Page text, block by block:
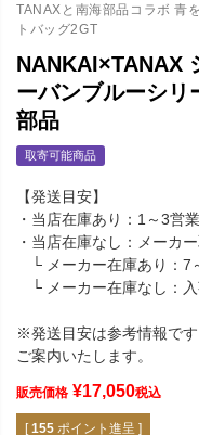
TANAXと南海部品コラボ 青
トバッグ2GT
NANKAI×TANAX
ーバンブルーシリ
部品
取寄可能商品
【発送目安】
・当店在庫あり：1～3営
・当店在庫なし：メーカ
└ メーカー在庫あり：7
└ メーカー在庫なし：入
※発送目安は参考情報で
ご案内いたします。
販売価格 ¥17,050税込
[ 155 ポイント進呈 ]